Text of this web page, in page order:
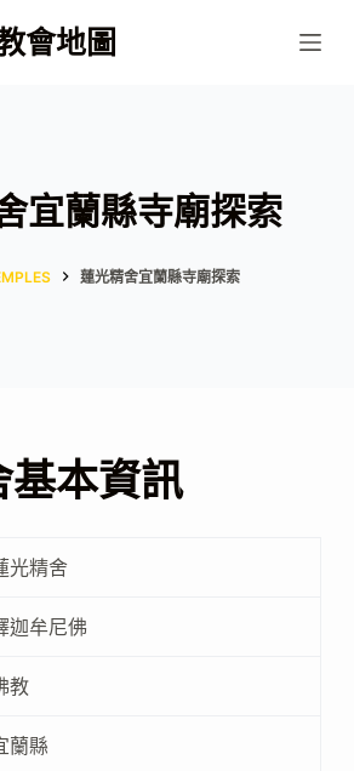
會地圖
宜蘭縣寺廟探索
蓮光精舍宜蘭縣寺廟探索
基本資訊
光精舍
迦牟尼佛
教
蘭縣